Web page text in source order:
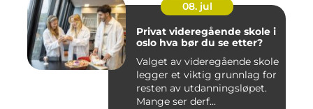
08. jul
Privat videregående skole i
oslo hva bør du se etter?
Valget av videregående skole
legger et viktig grunnlag for
resten av utdanningsløpet.
Mange ser derf...